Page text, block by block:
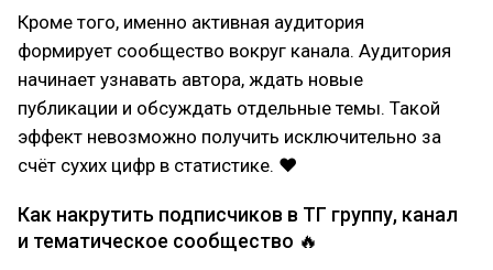
Кроме того, именно активная аудитория
формирует сообщество вокруг канала. Аудитория
начинает узнавать автора, ждать новые
публикации и обсуждать отдельные темы. Такой
эффект невозможно получить исключительно за
счёт сухих цифр в статистике. ❤
Как накрутить подписчиков в ТГ группу, канал
и тематическое сообщество 🔥